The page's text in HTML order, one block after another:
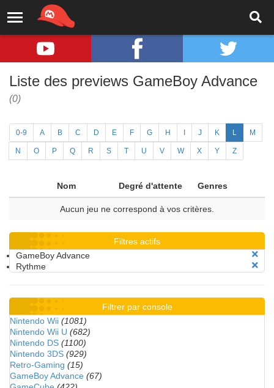
Liste des previews GameBoy Advance
(0)
0-9 A B C D E F G H J K L M
N O P Q R S T U V W X Y Z
Nom Degré d'attente Genres
Aucun jeu ne correspond à vos critères.
Filtres actifs
GameBoy Advance
Rythme
Filtrer par console
Nintendo Wii (1081)
Nintendo Wii U (682)
Nintendo DS (1100)
Nintendo 3DS (929)
Retro-Gaming (15)
GameBoy Advance (67)